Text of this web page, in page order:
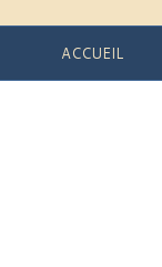
ACCUEIL